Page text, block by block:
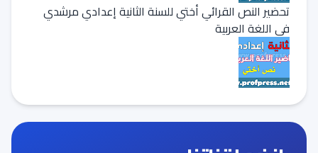
تحضير النص القرائي أختي للسنة الثانية إعدادي مرشدي
في اللغة العربية